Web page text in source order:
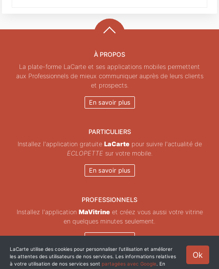
À PROPOS
La plate-forme LaCarte et ses applications mobiles permettent
aux Professionnels de mieux communiquer auprès de leurs clients
et prospects.
En savoir plus
PARTICULIERS
Installez l'application gratuite LaCartepour suivre l'actualité de
ECLOPETTEsur votre mobile.
En savoir plus
PROFESSIONNELS
Installez l'application MaVitrineet créez vous aussi votre vitrine
en quelques minutes seulement.
En savoir plus
Copyright © ZeMAP 2026 - Tous droits réservés. Ok
LaCarte utilise des cookies pour personnaliser l'utilisation et améliorer
les attentes des utilisateurs de nos services. Les informations relatives
à votre utilisation de nos services sont partagées avec Google . En